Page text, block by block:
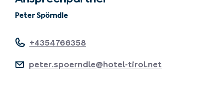
Peter Spörndle
+4354766358
peter.spoerndle@hotel-tirol.net